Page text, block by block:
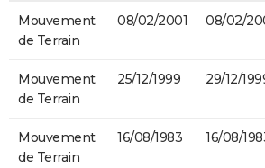
Mouvement
de Terrain
08/02/2001 08/02/
Mouvement
de Terrain
25/12/1999 29/12/
Mouvement
de Terrain
16/08/1983 16/08/